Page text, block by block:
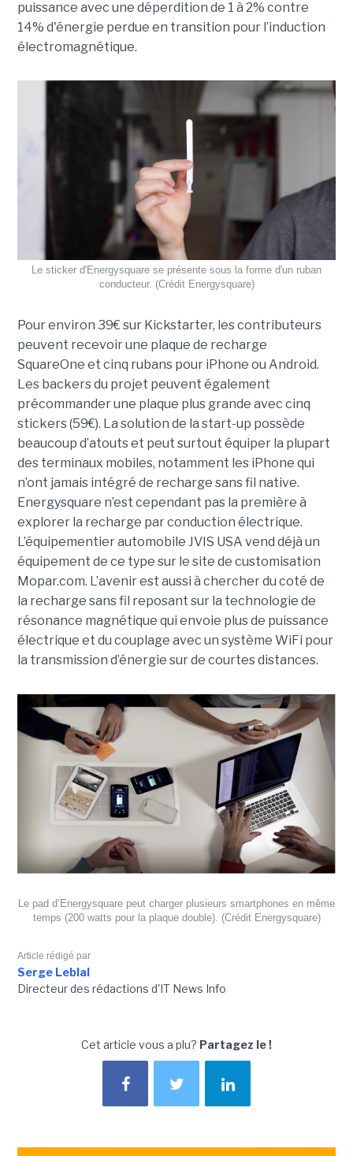
puissance avec une déperdition de 1 à 2% contre
14% d'énergie perdue en transition pour l’induction
électromagnétique.
Le sticker d'Energysquare se présente sous la forme d'un ruban
conducteur. (Crédit Energysquare)
Pour environ 39€ sur Kickstarter, les contributeurs
peuvent recevoir une plaque de recharge
SquareOne et cinq rubans pour iPhone ou Android.
Les backers du projet peuvent également
précommander une plaque plus grande avec cinq
stickers (59€). La solution de la start-up possède
beaucoup d’atouts et peut surtout équiper la plupart
des terminaux mobiles, notamment les iPhone qui
n’ont jamais intégré de recharge sans fil native.
Energysquare n’est cependant pas la première à
explorer la recharge par conduction électrique.
L’équipementier automobile JVIS USA vend déjà un
équipement de ce type sur le site de customisation
Mopar.com. L’avenir est aussi à chercher du coté de
la recharge sans fil reposant sur la technologie de
résonance magnétique qui envoie plus de puissance
électrique et du couplage avec un système WiFi pour
la transmission d’énergie sur de courtes distances.
Le pad d’Energysquare peut charger plusieurs smartphones en même
temps (200 watts pour la plaque double). (Crédit Energysquare)
Article rédigé par
Serge Leblal
Directeur des rédactions d'IT News Info
Cet article vous a plu? Partagez le !